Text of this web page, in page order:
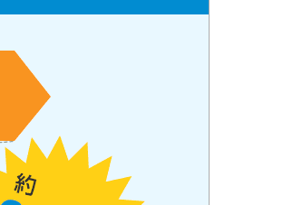
ンの選び方を徹底解説！
プロミスの返済方法を徹底解説！ も
利でお得な返済方法はどれ？
年収が低い＆他社借入があると落ち